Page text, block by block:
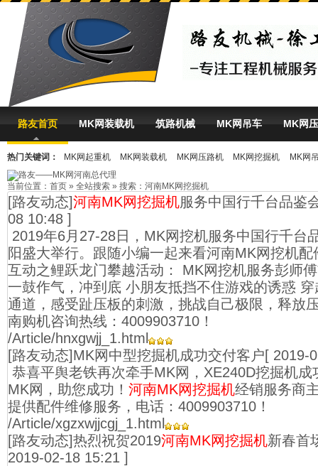
路友首页 MK网装载机 筑路机械 MK网吊车 MK网
MK体育（中国）
热门关键词： MK网起重机 MK网装载机 MK网压路机 MK网挖掘机 MK网
当前位置： 首页 » 全站搜索 » 搜索：河南MK网挖掘机
[路友动态]河南MK网挖掘机服务中国行千台品鉴
08 10:48 ]
2019年6月27-28日，MK网挖机服务中国行千台
阳盛大举行。跟随小编一起来看河南MK网挖机
互动之鲤跃龙门攀越活动： MK网挖机服务彭师
一鼓作气，冲到底 小朋友抵挡不住游戏的诱惑
通道，感受趾压板的刺激，挑战自己极限，释放
南购机咨询热线：4009903710！
/Article/hnxgwjj_1.html
[路友动态]MK网中型挖掘机成功交付客户[ 2019-
恭喜平舆老铁再次牵手MK网，XE240D挖掘机
MK网，助您成功！ 河南MK网挖掘机经销服务商
提供配件维修服务，电话：4009903710！
/Article/xgzxwjjcgj_1.html
[路友动态]热烈祝贺2019河南MK网挖掘机新春首
2019-02-18 15:21 ]